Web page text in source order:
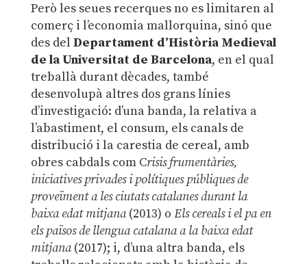
Però les seues recerques no es limitaren al
comerç i l’economia mallorquina, sinó que
des del Departament d’Història Medieval
de la Universitat de Barcelona, en el qual
treballà durant dècades, també
desenvolupà altres dos grans línies
d’investigació: d’una banda, la relativa a
l’abastiment, el consum, els canals de
distribució i la carestia de cereal, amb
obres cabdals com Crisis frumentàries,
iniciatives privades i polítiques públiques de
proveïment a les ciutats catalanes durant la
baixa edat mitjana(2013) o Els cereals i el pa en
els països de llengua catalana a la baixa edat
mitjana(2017); i, d’una altra banda, els